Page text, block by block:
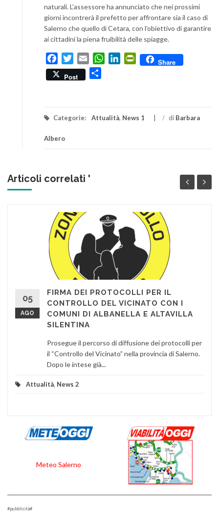
naturali. L’assessore ha annunciato che nei prossimi
giorni incontrerà il prefetto per affrontare sia il caso di
Salerno che quello di Cetara, con l’obiettivo di garantire
ai cittadini la piena fruibilità delle spiagge.
FacebookTwitterEmail WhatsApp
LinkedInPrintFriendly
Share
Post
Categorie: Attualità, News 1 / di Barbara
Albero
Articoli correlati '
05
AGO
FIRMA DEI PROTOCOLLI PER IL
CONTROLLO DEL VICINATO CON I
COMUNI DI ALBANELLA E ALTAVILLA
SILENTINA
Prosegue il percorso di diffusione dei protocolli per
il “Controllo del Vicinato” nella provincia di Salerno.
Dopo le intese già...
Attualità, News 2
Meteo Salerno
#pubblicità#